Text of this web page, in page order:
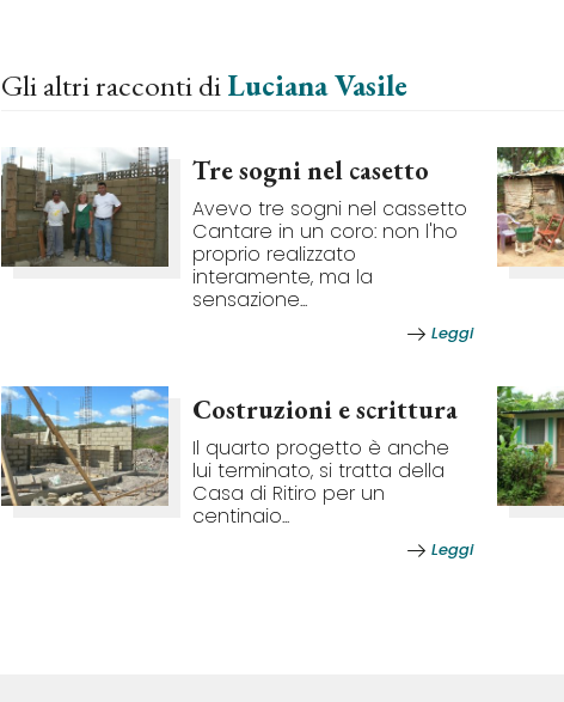
Gli altri racconti diLuciana Vasile
Tre sogni nel casetto
Avevo tre sogni nel cassetto
Cantare in un coro: non l'ho
proprio realizzato
interamente, ma la
sensazione...
Leggi
Costruzioni e scrittura
Il quarto progetto è anche
lui terminato, si tratta della
Casa di Ritiro per un
centinaio...
Leggi